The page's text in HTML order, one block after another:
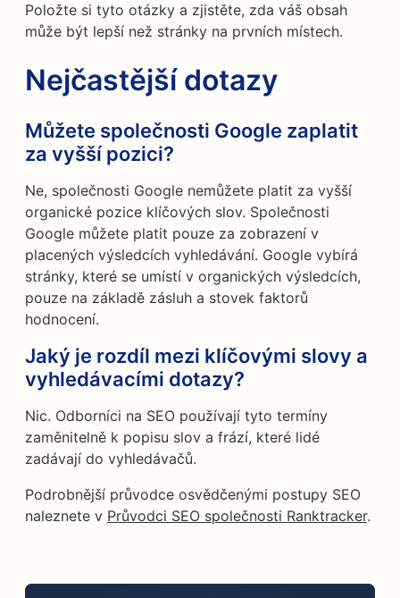
Položte si tyto otázky a zjistěte, zda váš obsah
může být lepší než stránky na prvních místech.
Nejčastější dotazy
Můžete společnosti Google zaplatit
za vyšší pozici?
Ne, společnosti Google nemůžete platit za vyšší
organické pozice klíčových slov. Společnosti
Google můžete platit pouze za zobrazení v
placených výsledcích vyhledávání. Google vybírá
stránky, které se umístí v organických výsledcích,
pouze na základě zásluh a stovek faktorů
hodnocení.
Jaký je rozdíl mezi klíčovými slovy a
vyhledávacími dotazy?
Nic. Odborníci na SEO používají tyto termíny
zaměnitelně k popisu slov a frází, které lidé
zadávají do vyhledávačů.
Podrobnější průvodce osvědčenými postupy SEO
naleznete v Průvodci SEO společnosti Ranktracker.